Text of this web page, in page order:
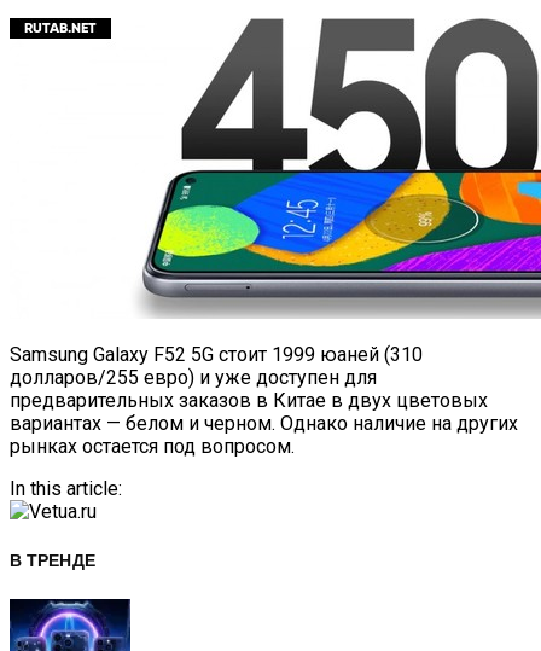
Samsung Galaxy F52 5G стоит 1999 юаней (310
долларов/255 евро) и уже доступен для
предварительных заказов в Китае в двух цветовых
вариантах — белом и черном. Однако наличие на других
рынках остается под вопросом.
In this article:
В ТРЕНДЕ